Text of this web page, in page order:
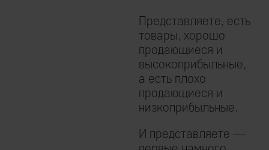
Представляете, есть
товары, хорошо
продающиеся и
высокоприбыльные,
а есть плохо
продающиеся и
низкоприбыльные.
И представляете —